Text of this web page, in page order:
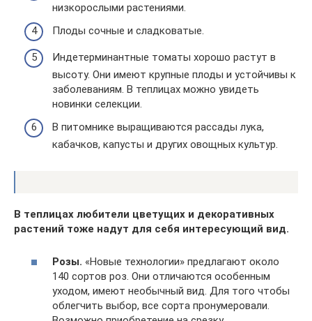
низкорослыми растениями.
Плоды сочные и сладковатые.
Индетерминантные томаты хорошо растут в
высоту. Они имеют крупные плоды и устойчивы к
заболеваниям. В теплицах можно увидеть
новинки селекции.
В питомнике выращиваются рассады лука,
кабачков, капусты и других овощных культур.
В теплицах любители цветущих и декоративных
растений тоже надут для себя интересующий вид.
Розы. «Новые технологии» предлагают около
140 сортов роз. Они отличаются особенным
уходом, имеют необычный вид. Для того чтобы
облегчить выбор, все сорта пронумеровали.